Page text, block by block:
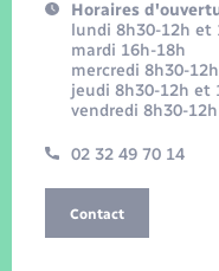
Horaires
lundi 8h30-12h et
mardi 16h-18h
mercredi 8h30-12h
jeudi 8h30-12h et
vendredi 8h30-
02 32 49 70 14
Contact